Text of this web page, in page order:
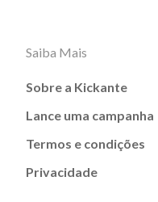
Saiba Mais
Sobre a Kickante
Lance uma campanha
Termos e condições
Privacidade